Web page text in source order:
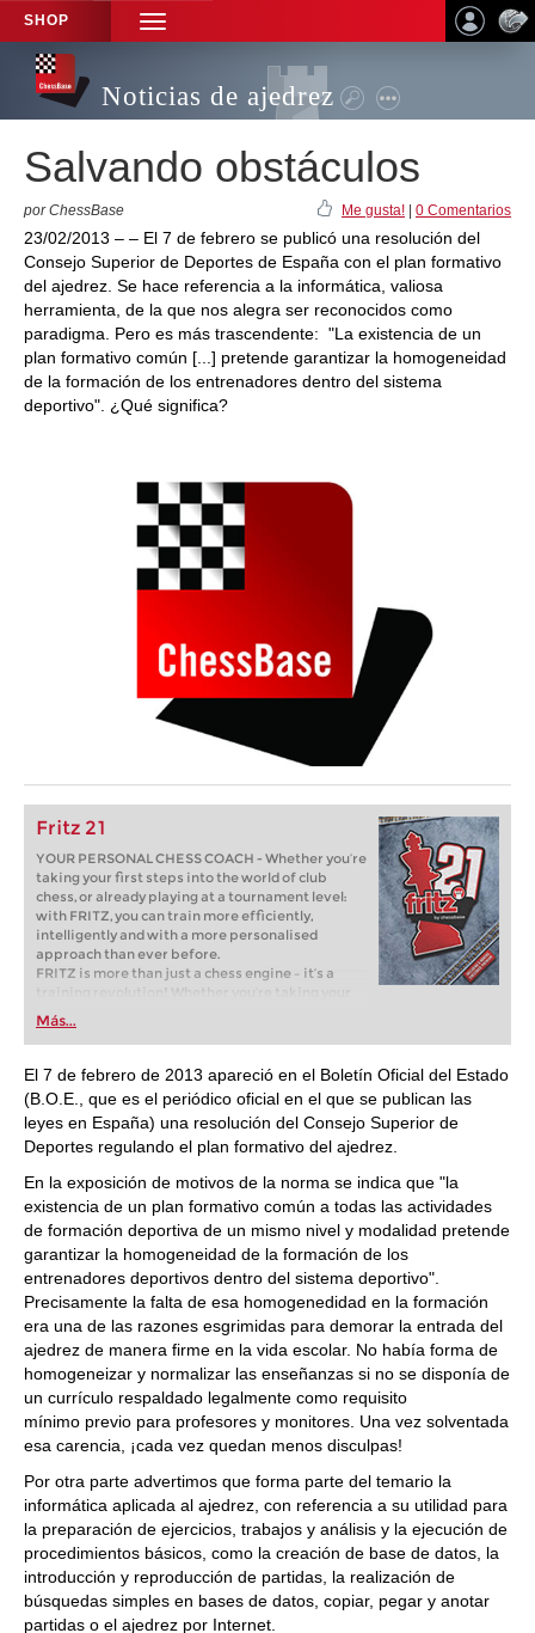
SHOP
TOGGLE
NAVIGATION
Noticias de ajedrez
Salvando obstáculos
por ChessBase Me gusta! 0 Comentarios
23/02/2013 – – El 7 de febrero se publicó una resolución del
Consejo Superior de Deportes de España con el plan formativo
del ajedrez. Se hace referencia a la informática, valiosa
herramienta, de la que nos alegra ser reconocidos como
paradigma. Pero es más trascendente: "La existencia de un
plan formativo común [...] pretende garantizar la homogeneidad
de la formación de los entrenadores dentro del sistema
deportivo". ¿Qué significa?
Fritz 21
YOUR PERSONAL CHESS COACH - Whether you’re
taking your first steps into the world of club
chess, or already playing at a tournament level:
with FRITZ, you can train more efficiently,
intelligently and with a more personalised
approach than ever before.
FRITZ is more than just a chess engine – it’s a
training revolution! Whether you’re taking your
first steps into the world of club chess, or already
playing at a tournament level: with FRITZ, you can
train more efficiently, intelligently and with a
more personalised approach than ever before.
Más...
El 7 de febrero de 2013 apareció en el Boletín Oficial del Estado
(B.O.E., que es el periódico oficial en el que se publican las
leyes en España) una resolución del Consejo Superior de
Deportes regulando el plan formativo del ajedrez.
En la exposición de motivos de la norma se indica que "la
existencia de un plan formativo común a todas las actividades
de formación deportiva de un mismo nivel y modalidad pretende
garantizar la homogeneidad de la formación de los
entrenadores deportivos dentro del sistema deportivo".
Precisamente la falta de esa homogenedidad en la formación
era una de las razones esgrimidas para demorar la entrada del
ajedrez de manera firme en la vida escolar. No había forma de
homogeneizar y normalizar las enseñanzas si no se disponía de
un currículo respaldado legalmente como requisito
mínimo previo para profesores y monitores. Una vez solventada
esa carencia, ¡cada vez quedan menos disculpas!
Por otra parte advertimos que forma parte del temario la
informática aplicada al ajedrez, con referencia a su utilidad para
la preparación de ejercicios, trabajos y análisis y la ejecución de
procedimientos básicos, como la creación de base de datos, la
introducción y reproducción de partidas, la realización de
búsquedas simples en bases de datos, copiar, pegar y anotar
partidas o el ajedrez por Internet.